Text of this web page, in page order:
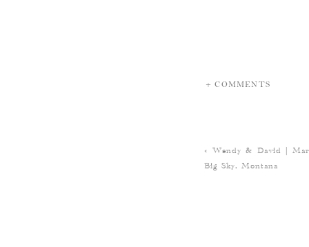
+ COMMENTS
« Wendy & David |
Big Sky, Montana